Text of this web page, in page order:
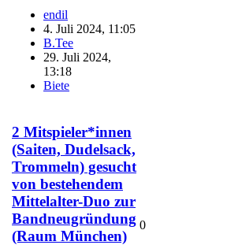
endil
4. Juli 2024, 11:05
B.Tee
29. Juli 2024,
13:18
Biete
2 Mitspieler*innen
(Saiten, Dudelsack,
Trommeln) gesucht
von bestehendem
Mittelalter-Duo zur
Bandneugründung
(Raum München)
0